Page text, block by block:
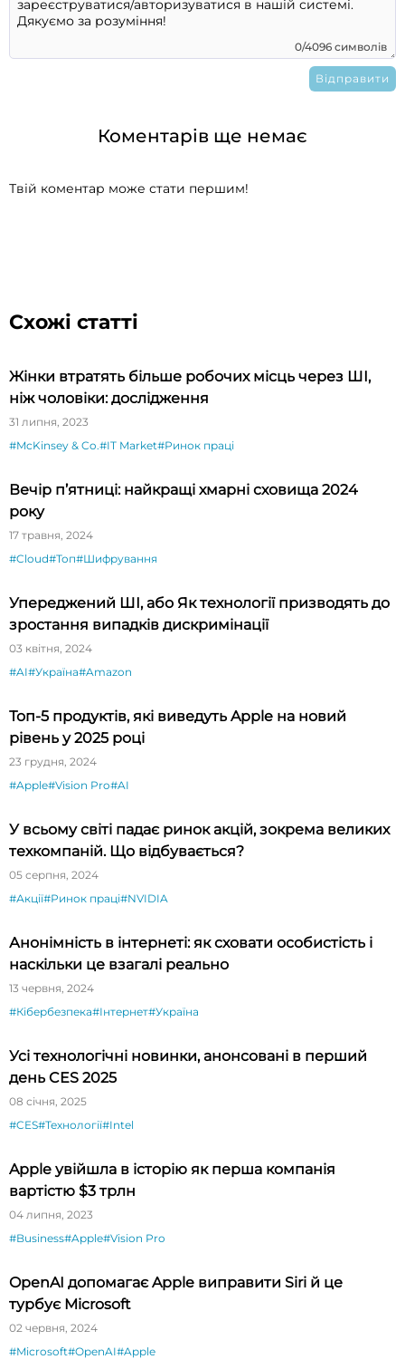
0/4096 символів
Коментарів ще немає
Твій коментар може стати першим!
Схожі статті
Жінки втратять більше робочих місць через ШІ,
ніж чоловіки: дослідження
31 липня, 2023
#McKinsey & Co.#IT Market#Ринок праці
Вечір п’ятниці: найкращі хмарні сховища 2024
року
17 травня, 2024
#Cloud#Топ#Шифрування
Упереджений ШІ, або Як технології призводять до
зростання випадків дискримінації
03 квітня, 2024
#AI#Україна#Amazon
Топ-5 продуктів, які виведуть Apple на новий
рівень у 2025 році
23 грудня, 2024
#Apple#Vision Pro#AI
У всьому світі падає ринок акцій, зокрема великих
техкомпаній. Що відбувається?
05 серпня, 2024
#Акції#Ринок праці#NVIDIA
Анонімність в інтернеті: як сховати особистість і
наскільки це взагалі реально
13 червня, 2024
#Кібербезпека#Інтернет#Україна
Усі технологічні новинки, анонсовані в перший
день CES 2025
08 січня, 2025
#CES#Технології#Intel
Apple увійшла в історію як перша компанія
вартістю $3 трлн
04 липня, 2023
#Business#Apple#Vision Pro
OpenAI допомагає Apple виправити Siri й це
турбує Microsoft
02 червня, 2024
#Microsoft#OpenAI#Apple